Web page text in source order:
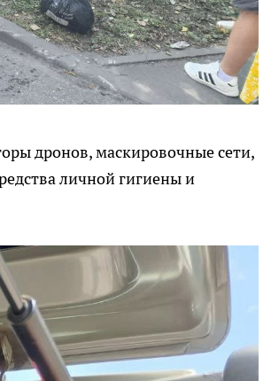
дронов, маскировочные сети,
личной гигиены и